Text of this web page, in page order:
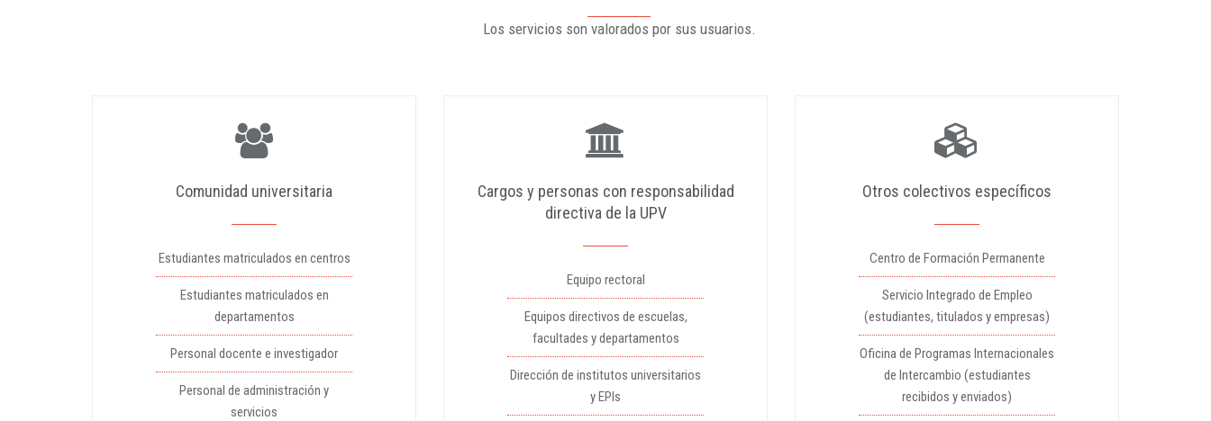
Los servicios son valorados por sus usuarios.
Comunidad universitaria
Estudiantes matriculados en centros
Estudiantes matriculados en
departamentos
Personal docente e investigador
Personal de administración y
servicios
Cargos y personas con responsabilidad
directiva de la UPV
Equipo rectoral
Equipos directivos de escuelas,
facultades y departamentos
Dirección de institutos universitarios
y EPIs
Otros colectivos específicos
Centro de Formación Permanente
Servicio Integrado de Empleo
(estudiantes, titulados y empresas)
Oficina de Programas Internacionales
de Intercambio (estudiantes
recibidos y enviados)